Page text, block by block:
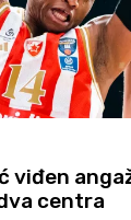
viđen
centra